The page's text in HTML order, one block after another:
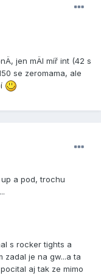
jen mÄl mí­ř int (42 s
se zeromama, ale
a pod, trochu
s rocker tights a
zadal je na gw...a ta
aj tak ze mimo